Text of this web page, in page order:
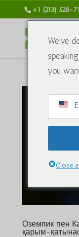
+1 (213) 528-
Оземпик пен
қарым-
We've
you
Close